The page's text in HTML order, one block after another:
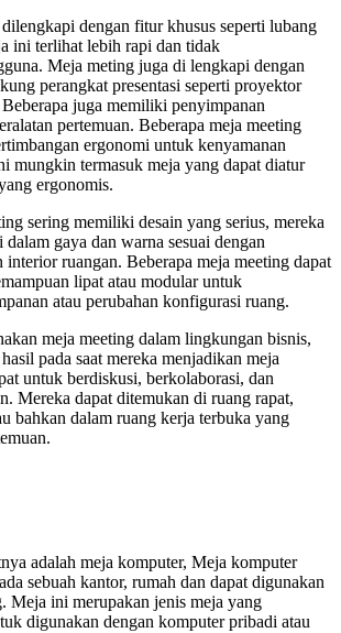
dengan fitur khusus seperti lubang
ini terlihat lebih rapi dan tidak
Meja meting juga di lengkapi dengan
perangkat presentasi seperti proyektor
juga memiliki penyimpanan
pertemuan. Beberapa meja meeting
ergonomi untuk kenyamanan
mungkin termasuk meja yang dapat diatur
ergonomis.
sering memiliki desain yang serius, mereka
dalam gaya dan warna sesuai dengan
interior ruangan. Beberapa meja meeting dapat
lipat atau modular untuk
atau perubahan konfigurasi ruang.
meja meeting dalam lingkungan bisnis,
pada saat mereka menjadikan meja
untuk berdiskusi, berkolaborasi, dan
Mereka dapat ditemukan di ruang rapat,
bahkan dalam ruang kerja terbuka yang
adalah meja komputer, Meja komputer
sebuah kantor, rumah dan dapat digunakan
Meja ini merupakan jenis meja yang
digunakan dengan komputer pribadi atau